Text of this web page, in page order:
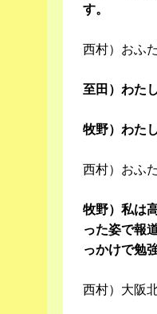
す。
西村）おふ
至田）わた
牧野）わた
西村）おふ
牧野）私は
った姿で報
っかけで勉
西村）大阪